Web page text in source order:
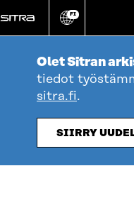
suoraan
sisältöön
Vaihda
kieli
FI
Olet Sitran
tiedot
sitra.fi.
SIIRRY